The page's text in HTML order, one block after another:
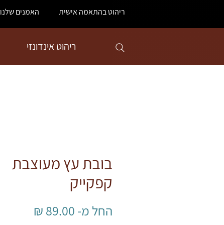
ריהוט בהתאמה אישית האמנים שלנו
ריהוט אינדונזי
בובת עץ מעוצבת
קפקייק
החל מ- 89.00 ₪